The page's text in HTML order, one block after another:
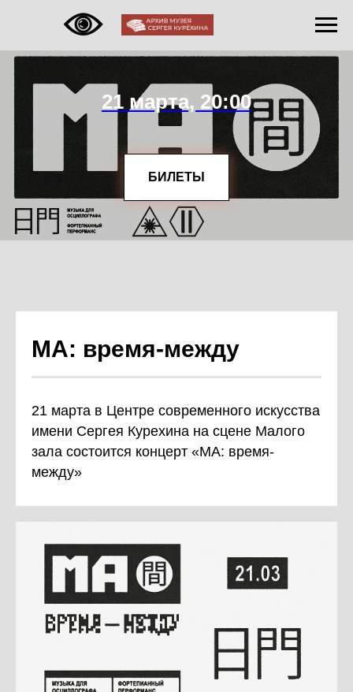
21 марта, 20:00
БИЛЕТЫ
МА: время-между
21 марта в Центре современного искусства
имени Сергея Курехина на сцене Малого
зала состоится концерт «MA: время-
между»